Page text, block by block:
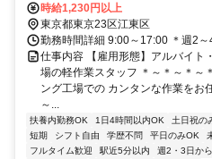
「大島駅」徒歩14分、「亀戸駅」
「東あずま駅」徒歩20分
時給1,230円以上
東京都東京23区江東区
勤務時間詳細 9:00～17:00 ＊週2
仕事内容 【雇用形態】アルバイト
場の軽作業スタッフ ＊～＊～＊～
ング工場での カンタンな作業をお
～...
扶養内勤務OK 1日4時間以内OK 土日祝の
短期
シフト自由 学歴不問 平日のみOK
フルタイム歓迎
駅近5分以内 週2・3日か